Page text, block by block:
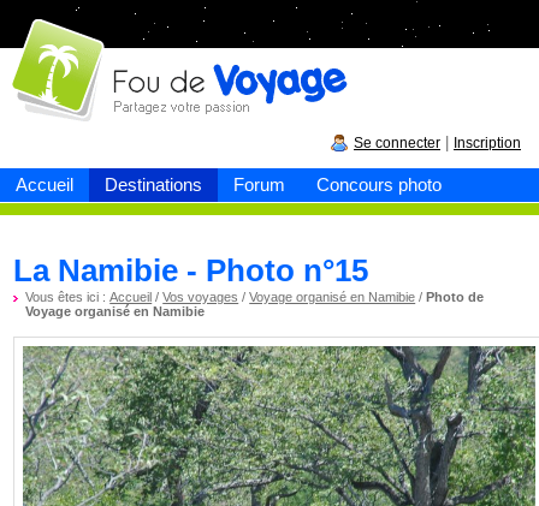
Accueil Destinations Forum Concours photo
Fou devoyage
Se connecter Inscription
La Namibie - Photo n°15
Vous êtes ici :Accueil /Vos voyages /Voyage organisé en Namibie /Photo de
Voyage organisé en Namibie